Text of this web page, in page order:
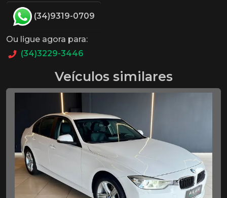
(34)9319-0709
Ou ligue agora para:
(34)3229-3446
Veículos similares